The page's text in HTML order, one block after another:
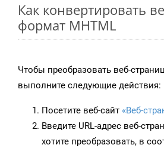
Как конвертировать
формат MHTML
Чтобы преобразовать веб-
выполните следующие действия:
Посетите веб-сайт «Веб-
Введите URL-адрес веб-
хотите преобразовать, в